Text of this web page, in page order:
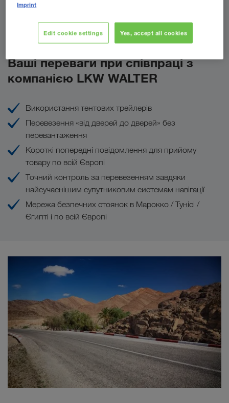
Надіслати запит
Ваші переваги при співпраці з
компанією LKW WALTER
Використання тентових трейлерів
Перевезення «від дверей до дверей» без
перевантаження
Короткі попередні повідомлення для прийому
товару по всій Європі
Точний контроль за перевезенням завдяки
найсучаснішим супутниковим системам навігації
Мережа безпечних стоянок в Марокко / Тунісі /
Єгипті і по всій Європі
Imprint
Edit cookie settings Yes, accept all cookies